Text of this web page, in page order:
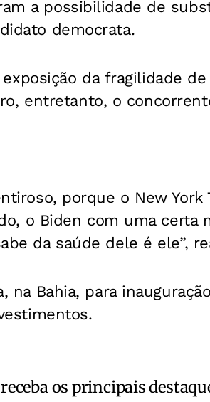
a possibilidade de
democrata.
da fragilidade
entretanto, o
porque o New York
o Biden com uma certa
da saúde dele é ele”,
na Bahia, para
os principais